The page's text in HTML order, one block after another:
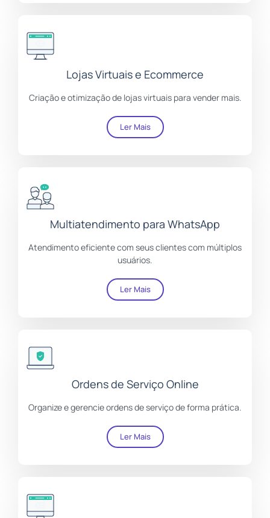
Lojas Virtuais e Ecommerce
Criação e otimização de lojas virtuais para vender mais.
Ler Mais
Multiatendimento para WhatsApp
Atendimento eficiente com seus clientes com múltiplos
usuários.
Ler Mais
Ordens de Serviço Online
Organize e gerencie ordens de serviço de forma prática.
Ler Mais